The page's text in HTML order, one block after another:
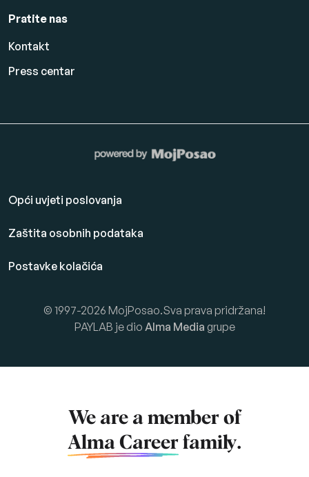
Pratite nas
Kontakt
Press centar
Opći uvjeti poslovanja
Zaštita osobnih podataka
Postavke kolačića
© 1997-2026 MojPosao.Sva prava pridržana!
PAYLAB je dio Alma Media grupe
We are a member of
Alma Career family.